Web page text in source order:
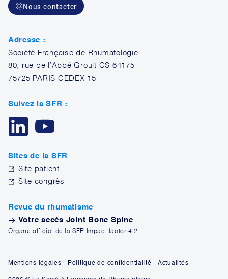
Nous contacter
Adresse :
Société Française de Rhumatologie
80, rue de l’Abbé Groult CS 64175
75725 PARIS CEDEX 15
Suivez la SFR :
Sites de la SFR
Site patient
Site congrès
Revue du rhumatisme
Votre accès Joint Bone Spine
Organe officiel de la SFR Impact factor 4:2
Mentions légales Politique de confidentialité Actualités